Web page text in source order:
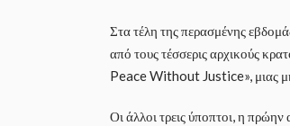
Στα τέλη της περασμένης
από τους τέσσερις αρχικούς
Peace Without Justice», μιας
Οι άλλοι τρεις ύποπτοι, η